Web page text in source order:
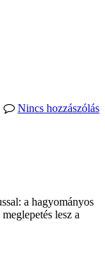
Nincs hozzászólás
a hagyományos
lesz a